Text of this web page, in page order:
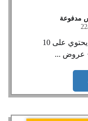
مدفوعة
قالب شركات الاستضافة تارا القالب يحتوي على 10
عروض ...